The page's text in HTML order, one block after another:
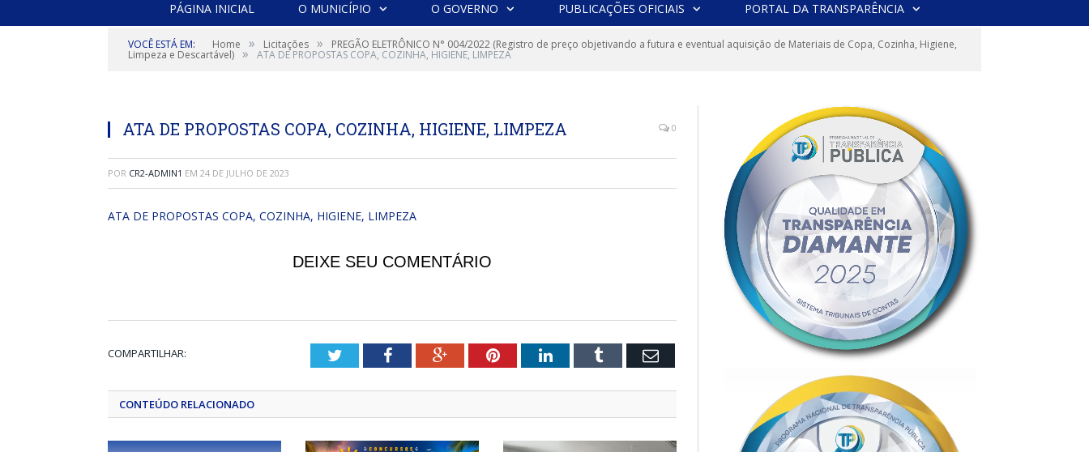
PÁGINA INICIAL O MUNICÍPIO O GOVERNO PUBLICAÇÕES OFICIAIS PORTAL DA TRANSPARÊNCIA
VOCÊ ESTÁ EM: Home » Licitações » PREGÃO ELETRÔNICO N° 004/2022 (Registro de preço objetivando a futura e eventual aquisição de Materiais de Copa, Cozinha, Higiene,
Limpeza e Descartável) » ATA DE PROPOSTAS COPA, COZINHA, HIGIENE, LIMPEZA
ATA DE PROPOSTAS COPA, COZINHA, HIGIENE, LIMPEZA 0
POR CR2-ADMIN1 EM 24 DE JULHO DE 2023
ATA DE PROPOSTAS COPA, COZINHA, HIGIENE, LIMPEZA
DEIXE SEU COMENTÁRIO
COMPARTILHAR: TwitterFacebookGoogle+PinterestLinkedInTumblr Email
CONTEÚDO RELACIONADO